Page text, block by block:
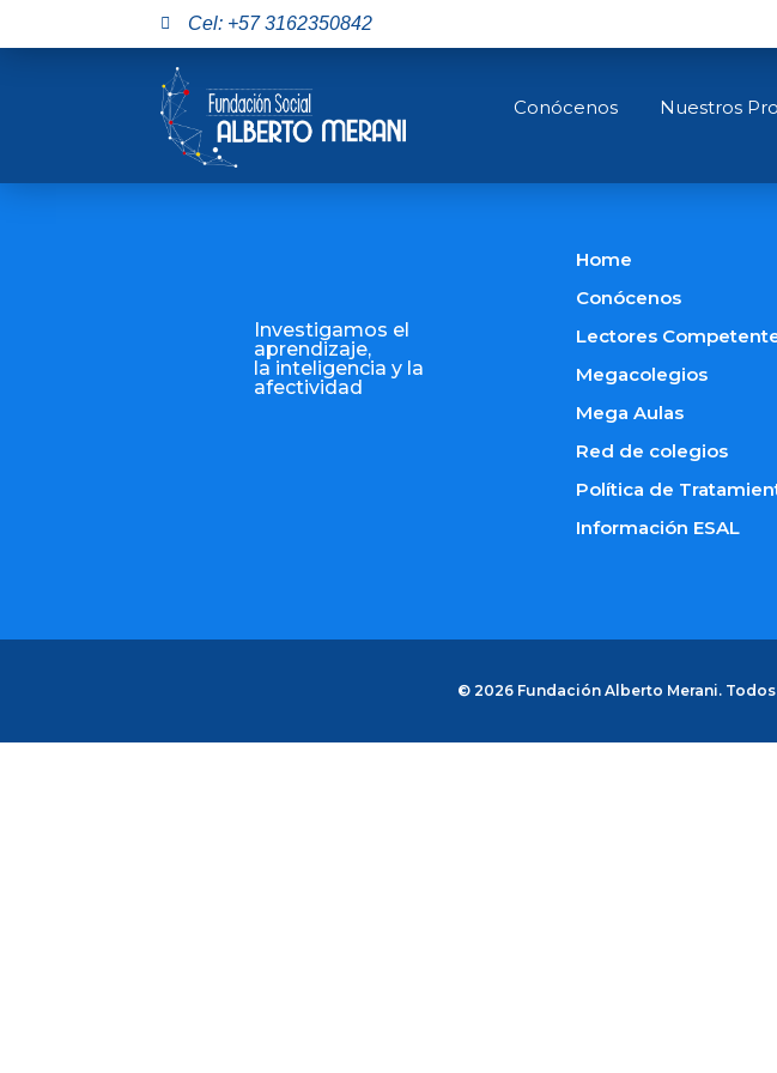
Cel: +57 3162350842
Conócenos Nuestros
Liced Bohórquez Alfonso
Psicóloga.Especialista en Gerencia y Proyección Social de la Educación.
Investigamos el
aprendizaje,
la inteligencia y la
afectividad
Home
Conócenos
Lectores
Megacolegios
Mega Aulas
Red de colegios
Política de
Información ESAL
© 2026 Fundación Alberto Merani.